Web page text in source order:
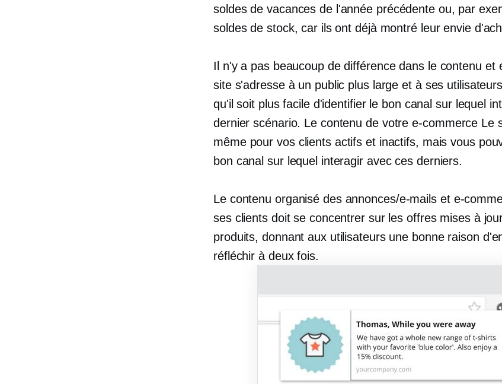
soldes de vacances de l'année précédente ou, par
soldes de stock, car ils ont déjà montré leur envie
Il n'y a pas beaucoup de différence dans le contenu et
site s'adresse à un public plus large et à ses
qu'il soit plus facile d'identifier le bon canal sur lequel
dernier scénario. Le contenu de votree-commerce Le
même pour vos clients actifs et inactifs, mais vous
bon canal sur lequel interagir avec ces derniers.
Le contenu organisé des annonces/e-mails et e-
ses clients doit se concentrer sur les offres mises à
produits, donnant aux utilisateurs une bonne raison
réfléchir à deux fois.